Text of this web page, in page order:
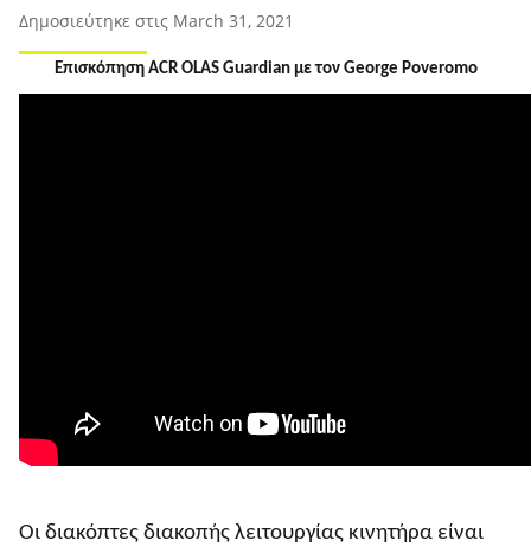
Δημοσιεύτηκε στις March 31, 2021
Επισκόπηση ACR OLAS Guardian με τον George Poveromo
Οι διακόπτες διακοπής λειτουργίας κινητήρα είναι